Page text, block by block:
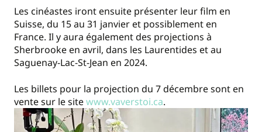
Les cinéastes iront ensuite présenter leur film en
Suisse, du 15 au 31 janvier et possiblement en
France. Il y aura également des projections à
Sherbrooke en avril, dans les Laurentides et au
Saguenay-Lac-St-Jean en 2024.
Les billets pour la projection du 7 décembre sont en
vente sur le sitewww.vaverstoi.ca.